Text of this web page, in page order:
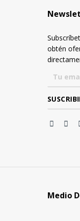
obtén
Medio